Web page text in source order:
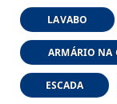
LAVABO
ARMÁRIO NA
ESCADA